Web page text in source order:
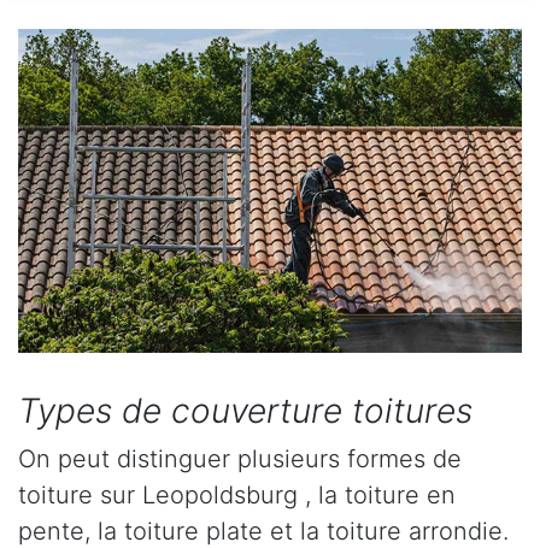
Types de couverture toitures
On peut distinguer plusieurs formes de
toiture sur Leopoldsburg , la toiture en
pente, la toiture plate et la toiture arrondie.